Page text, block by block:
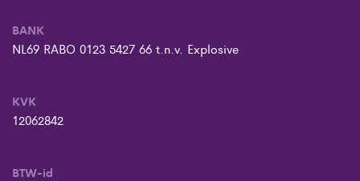
BANK
NL69 RABO 0123 5427 66 t.n.v. Explosive
KVK
12062842
BTW-id